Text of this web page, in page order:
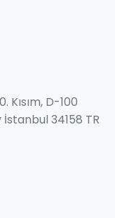
D-100
34158 TR